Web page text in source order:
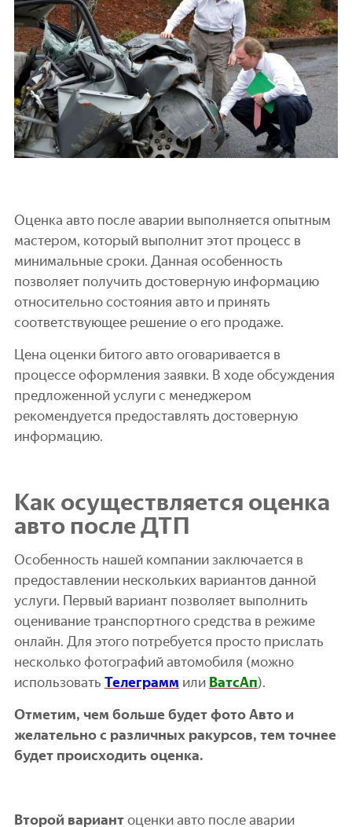
Оценка авто после аварии выполняется опытным
мастером, который выполнит этот процесс в
минимальные сроки. Данная особенность
позволяет получить достоверную информацию
относительно состояния авто и принять
соответствующее решение о его продаже.
Цена оценки битого авто оговаривается в
процессе оформления заявки. В ходе обсуждения
предложенной услуги с менеджером
рекомендуется предоставлять достоверную
информацию.
Как осуществляется оценка
авто после ДТП
Особенность нашей компании заключается в
предоставлении нескольких вариантов данной
услуги. Первый вариант позволяет выполнить
оценивание транспортного средства в режиме
онлайн. Для этого потребуется просто прислать
несколько фотографий автомобиля (можно
использовать Телеграмм или ВатсАп).
Отметим, чем больше будет фото Авто и
желательно с различных ракурсов, тем точнее
будет происходить оценка.
Второй вариантоценки авто после аварии